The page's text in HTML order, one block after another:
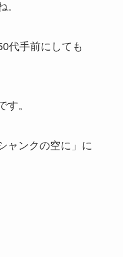
。
代手前にしても
す。
ャンクの空に」に